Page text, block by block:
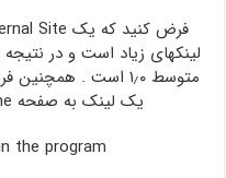
متوسط ۱٫۰ است .
یک لینک به صفحه Home سایت شما داده است.
the program